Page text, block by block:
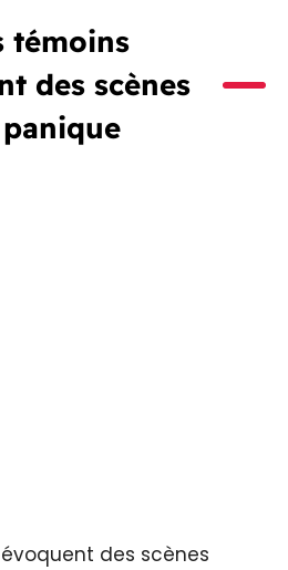
témoins
des scènes
des scènes